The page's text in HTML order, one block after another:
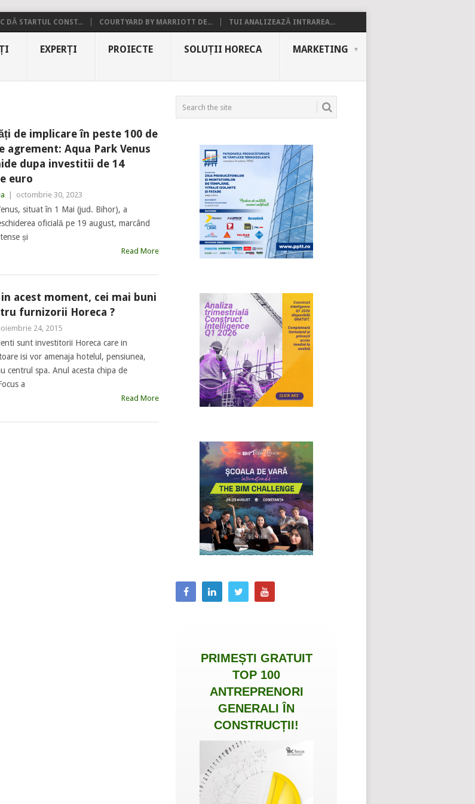
DĂ STARTUL CONST... COURTYARD BY MARRIOTT DE... TUI ANALIZEAZĂ INTRAREA...
EXPERȚI PROIECTE SOLUȚII HORECA MARKETING
de implicare în peste 100 de
agrement: Aqua Park Venus
dupa investitii de 14
euro
octombrie 30, 2023
situat în 1 Mai (jud. Bihor), a
oficială pe 19 august, marcând
și
Read More
acest moment, cei mai buni
furnizorii Horeca ?
24, 2015
sunt investitorii Horeca care in
isi vor amenaja hotelul, pensiunea,
centrul spa. Anul acesta chipa de
a
Read More
PRIMEȘTI GRATUIT
TOP 100
ANTREPRENORI
GENERALI ÎN
CONSTRUCȚII!